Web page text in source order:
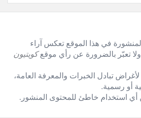
في هذا الموقع تعكس آراء
تعبّر بالضرورة عن رأي موقعكويتيون
تبادل الخبرات والمعرفة العامة،
أو رسمية.
استخدام خاطئ للمحتوى المنشور.